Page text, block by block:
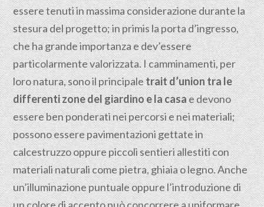
essere tenuti in massima considerazione durante la
stesura del progetto; in primis la porta d’ingresso,
che ha grande importanza e dev’essere
particolarmente valorizzata. I camminamenti, per
loro natura, sono il principaletrait d’union tra le
differenti zone del giardino e la casae devono
essere ben ponderati nei percorsi e nei materiali;
possono essere pavimentazioni gettate in
calcestruzzo oppure piccoli sentieri allestiti con
materiali naturali come pietra, ghiaia o legno. Anche
un’illuminazione puntuale oppure l’introduzione di